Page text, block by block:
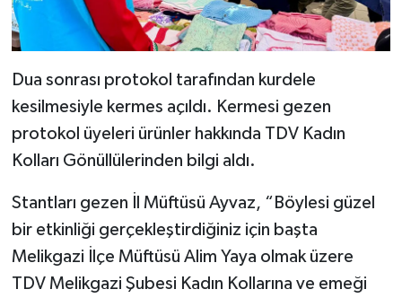
Dua sonrası protokol tarafından kurdele
kesilmesiyle kermes açıldı. Kermesi gezen
protokol üyeleri ürünler hakkında TDV Kadın
Kolları Gönüllülerinden bilgi aldı.
Stantları gezen İl Müftüsü Ayvaz, “Böylesi güzel
bir etkinliği gerçekleştirdiğiniz için başta
Melikgazi İlçe Müftüsü Alim Yaya olmak üzere
TDV Melikgazi Şubesi Kadın Kollarına ve emeği
Denizli Müftülüğü
Düzce Müftülüğü
Edirne Müftülüğü
Elazığ Müftülüğü
Erzincan Müftülüğü
Erzurum Müftülüğü
Diyanet TV
YAŞAM